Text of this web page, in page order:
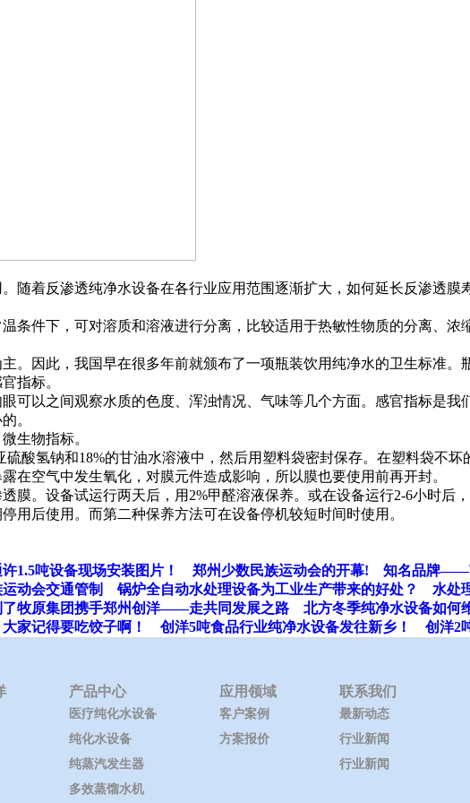
随着反渗透纯净水设备在各行业应用范围逐渐扩大，如何延长反渗透
条件下，可对溶质和溶液进行分离，比较适用于热敏性物质的分离、
。因此，我国早在很多年前就颁布了一项瓶装饮用纯净水的卫生标准。
指标。
可以之间观察水质的色度、浑浊情况、气味等几个方面。感官指标是
。
生物指标。
酸氢钠和18%的甘油水溶液中，然后用塑料袋密封保存。在塑料袋不
在空气中发生氧化，对膜元件造成影响，所以膜也要使用前再开封。
膜。设备试运行两天后，用2%甲醛溶液保养。或在设备运行2-6小时后
用后使用。而第二种保养方法可在设备停机较短时间时使用。
1.5吨设备现场安装图片！ 郑州少数民族运动会的开幕! 知名品牌——
动会交通管制 锅炉全自动水处理设备为工业生产带来的好处？ 水处
了牧原集团携手郑州创洋——走共同发展之路 北方冬季纯净水设备如何
家记得要吃饺子啊！ 创洋5吨食品行业纯净水设备发往新乡！ 创洋2
产品中心
医疗纯化水设备
纯化水设备
纯蒸汽发生器
多效蒸馏水机
应用领域
客户案例
方案报价
联系我们
最新动态
行业新闻
行业新闻